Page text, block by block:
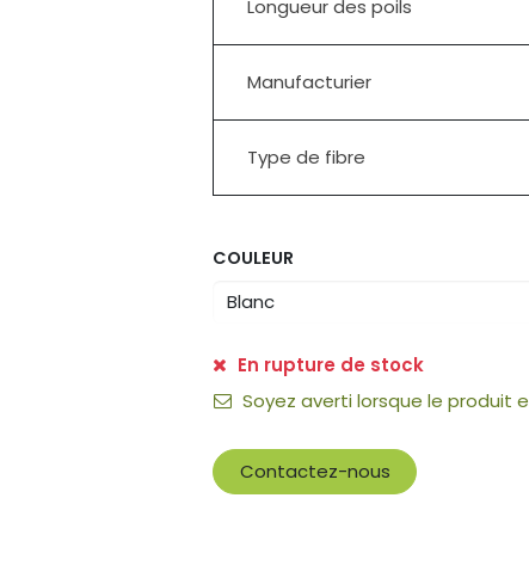
Longueur des poils
Manufacturier
Type de fibre
COULEUR
En rupture de stock
Soyez averti lorsque le produit
Contactez-nous